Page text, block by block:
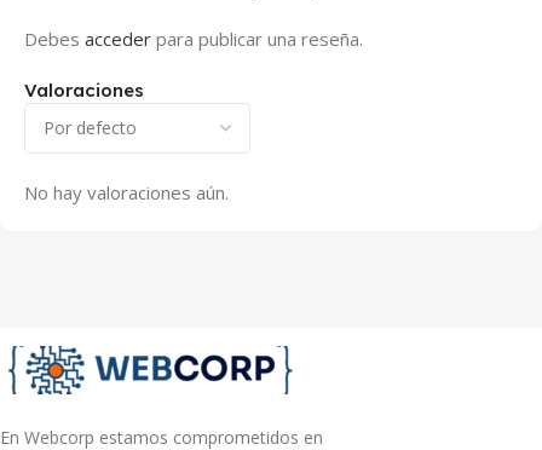
Valoraciones
No hay valoraciones aún.
Debes acceder para publicar una reseña.
En Webcorp estamos comprometidos en